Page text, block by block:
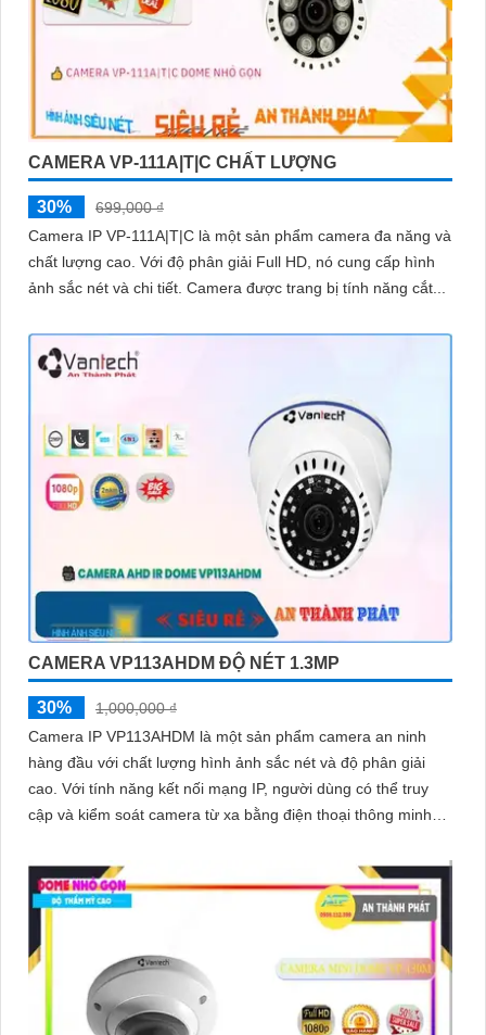
CAMERA VP-111A|T|C CHẤT LƯỢNG
30%
699,000 ₫
Camera IP VP-111A|T|C là một sản phẩm camera đa năng và
chất lượng cao. Với độ phân giải Full HD, nó cung cấp hình
ảnh sắc nét và chi tiết. Camera được trang bị tính năng cắt...
CAMERA VP113AHDM ĐỘ NÉT 1.3MP
30%
1,000,000 ₫
Camera IP VP113AHDM là một sản phẩm camera an ninh
hàng đầu với chất lượng hình ảnh sắc nét và độ phân giải
cao. Với tính năng kết nối mạng IP, người dùng có thể truy
cập và kiểm soát camera từ xa bằng điện thoại thông minh